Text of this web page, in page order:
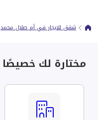
شقق للايجار في أم صلال محمد
مختارة لك خصيصًا